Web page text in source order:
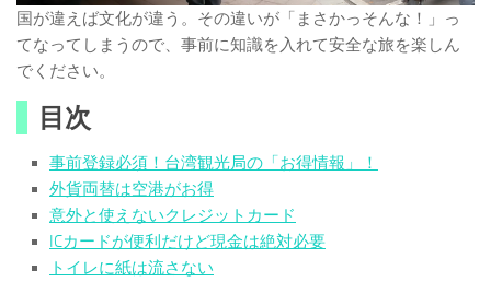
国が違えば文化が違う。その違いが「まさかっそんな！」っ
てなってしまうので、事前に知識を入れて安全な旅を楽しん
でください。
目次
事前登録必須！台湾観光局の「お得情報」！
外貨両替は空港がお得
意外と使えないクレジットカード
ICカードが便利だけど現金は絶対必要
トイレに紙は流さない